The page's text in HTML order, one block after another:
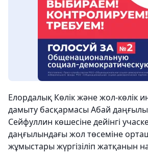
Елордалық Көлік және жол-көлік
дамыту басқармасы Абай
Сейфуллин көшесіне дейінгі
даңғылындағы жол төсеміне
жұмыстары жүргізіліп жатқанын